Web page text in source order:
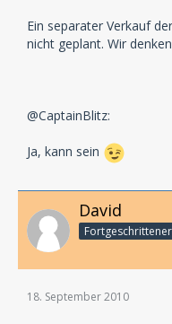
Ein separater Verkauf
nicht geplant. Wir
@CaptainBlitz:
Ja, kann sein
David
Fortgeschrittener
18. September 2010